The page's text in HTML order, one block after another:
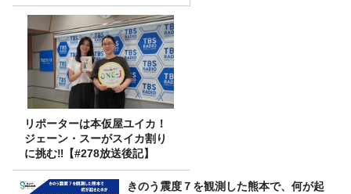
リポーターは本仮屋ユイカ！
ジェーン・スーがスイカ割り
に挑む‼【#278放送後記】
きのう震度７を観測した熊本で、何が起